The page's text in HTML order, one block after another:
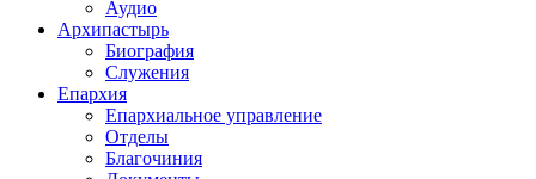
Аудио
Архипастырь
Биография
Служения
Епархия
Епархиальное управление
Отделы
Благочиния